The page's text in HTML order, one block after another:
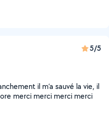
5/5
il m’a sauvé la vie, il
merci merci merci merci